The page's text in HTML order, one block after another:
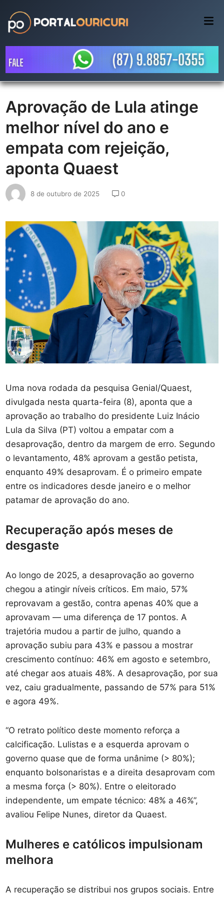
content
Aprovação de Lula atinge
melhor nível do ano e
empata com rejeição,
aponta Quaest
8 de outubro de 2025 0
Uma nova rodada da pesquisa Genial/Quaest,
divulgada nesta quarta-feira (8), aponta que a
aprovação ao trabalho do presidente Luiz Inácio
Lula da Silva (PT) voltou a empatar com a
desaprovação, dentro da margem de erro. Segundo
o levantamento, 48% aprovam a gestão petista,
enquanto 49% desaprovam. É o primeiro empate
entre os indicadores desde janeiro e o melhor
patamar de aprovação do ano.
Recuperação após meses de
desgaste
Ao longo de 2025, a desaprovação ao governo
chegou a atingir níveis críticos. Em maio, 57%
reprovavam a gestão, contra apenas 40% que a
aprovavam — uma diferença de 17 pontos. A
trajetória mudou a partir de julho, quando a
aprovação subiu para 43% e passou a mostrar
crescimento contínuo: 46% em agosto e setembro,
até chegar aos atuais 48%. A desaprovação, por sua
vez, caiu gradualmente, passando de 57% para 51%
e agora 49%.
“O retrato político deste momento reforça a
calcificação. Lulistas e a esquerda aprovam o
governo quase que de forma unânime (> 80%);
enquanto bolsonaristas e a direita desaprovam com
a mesma força (> 80%). Entre o eleitorado
independente, um empate técnico: 48% a 46%”,
avaliou Felipe Nunes, diretor da Quaest.
Mulheres e católicos impulsionam
melhora
A recuperação se distribui nos grupos sociais. Entre